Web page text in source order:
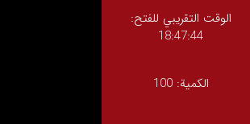
الوقت التقريبي للفتح:
18:47:44
الكمية:100